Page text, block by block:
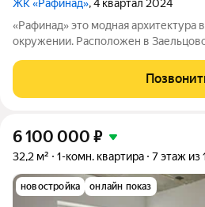
ЖК «Рафинад», 4 квартал 2024
«Рафинад» это модная архитектура в экологическом
окружении. Расположен в
остеклённые лоджии, корзина для
Рядом: два озера, фермерский рынок,
6 100 000 ₽
32,2 м² 1-комн. квартира 7 этаж из
новостройка онлайн показ